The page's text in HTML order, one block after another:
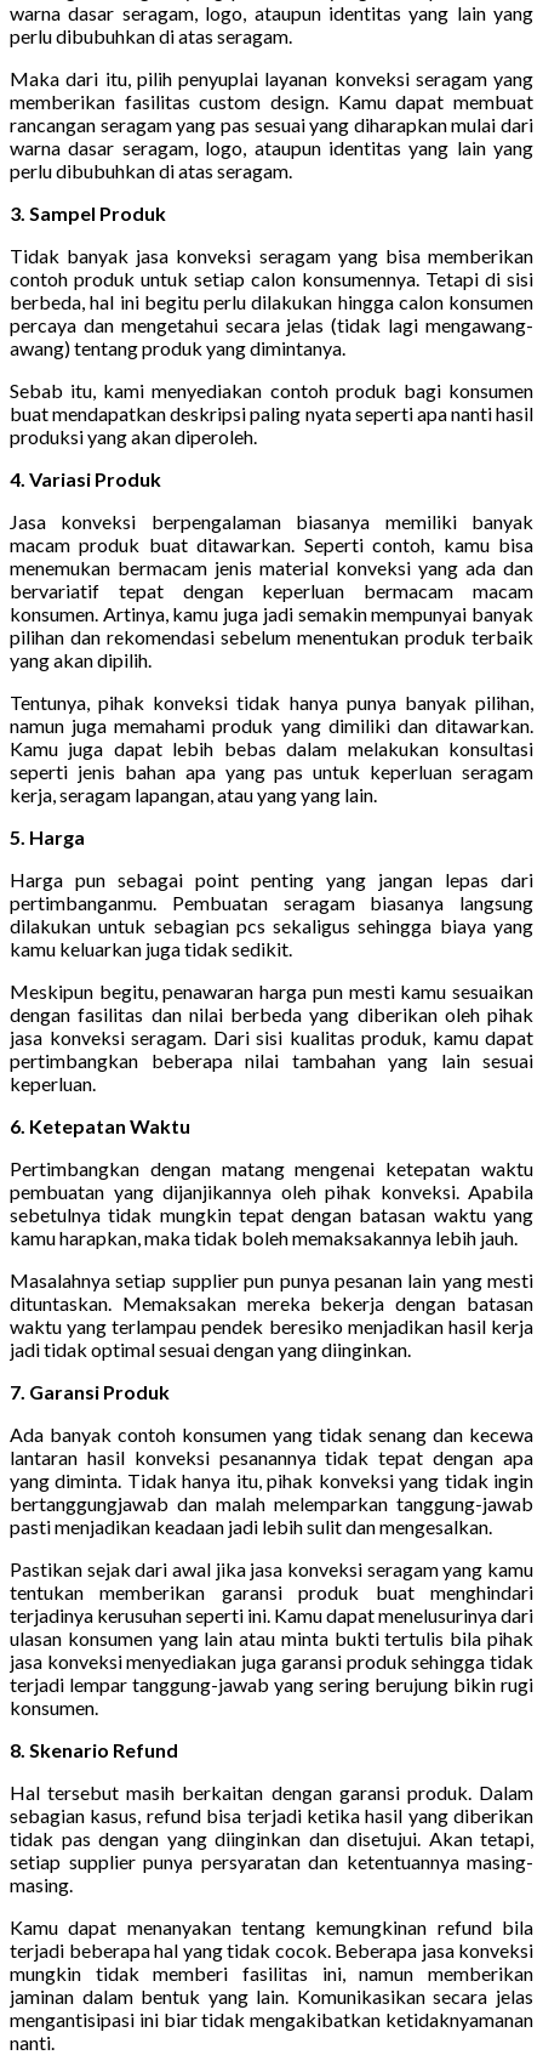
warna dasar seragam, logo, ataupun identitas yang lain yang
perlu dibubuhkan di atas seragam.
Maka dari itu, pilih penyuplai layanan konveksi seragam yang
memberikan fasilitas custom design. Kamu dapat membuat
rancangan seragam yang pas sesuai yang diharapkan mulai dari
warna dasar seragam, logo, ataupun identitas yang lain yang
perlu dibubuhkan di atas seragam.
3. Sampel Produk
Tidak banyak jasa konveksi seragam yang bisa memberikan
contoh produk untuk setiap calon konsumennya. Tetapi di sisi
berbeda, hal ini begitu perlu dilakukan hingga calon konsumen
percaya dan mengetahui secara jelas (tidak lagi mengawang-
awang) tentang produk yang dimintanya.
Sebab itu, kami menyediakan contoh produk bagi konsumen
buat mendapatkan deskripsi paling nyata seperti apa nanti hasil
produksi yang akan diperoleh.
4. Variasi Produk
Jasa konveksi berpengalaman biasanya memiliki banyak
macam produk buat ditawarkan. Seperti contoh, kamu bisa
menemukan bermacam jenis material konveksi yang ada dan
bervariatif tepat dengan keperluan bermacam macam
konsumen. Artinya, kamu juga jadi semakin mempunyai banyak
pilihan dan rekomendasi sebelum menentukan produk terbaik
yang akan dipilih.
Tentunya, pihak konveksi tidak hanya punya banyak pilihan,
namun juga memahami produk yang dimiliki dan ditawarkan.
Kamu juga dapat lebih bebas dalam melakukan konsultasi
seperti jenis bahan apa yang pas untuk keperluan seragam
kerja, seragam lapangan, atau yang yang lain.
5. Harga
Harga pun sebagai point penting yang jangan lepas dari
pertimbanganmu. Pembuatan seragam biasanya langsung
dilakukan untuk sebagian pcs sekaligus sehingga biaya yang
kamu keluarkan juga tidak sedikit.
Meskipun begitu, penawaran harga pun mesti kamu sesuaikan
dengan fasilitas dan nilai berbeda yang diberikan oleh pihak
jasa konveksi seragam. Dari sisi kualitas produk, kamu dapat
pertimbangkan beberapa nilai tambahan yang lain sesuai
keperluan.
6. Ketepatan Waktu
Pertimbangkan dengan matang mengenai ketepatan waktu
pembuatan yang dijanjikannya oleh pihak konveksi. Apabila
sebetulnya tidak mungkin tepat dengan batasan waktu yang
kamu harapkan, maka tidak boleh memaksakannya lebih jauh.
Masalahnya setiap supplier pun punya pesanan lain yang mesti
dituntaskan. Memaksakan mereka bekerja dengan batasan
waktu yang terlampau pendek beresiko menjadikan hasil kerja
jadi tidak optimal sesuai dengan yang diinginkan.
7. Garansi Produk
Ada banyak contoh konsumen yang tidak senang dan kecewa
lantaran hasil konveksi pesanannya tidak tepat dengan apa
yang diminta. Tidak hanya itu, pihak konveksi yang tidak ingin
bertanggungjawab dan malah melemparkan tanggung-jawab
pasti menjadikan keadaan jadi lebih sulit dan mengesalkan.
Pastikan sejak dari awal jika jasa konveksi seragam yang kamu
tentukan memberikan garansi produk buat menghindari
terjadinya kerusuhan seperti ini. Kamu dapat menelusurinya dari
ulasan konsumen yang lain atau minta bukti tertulis bila pihak
jasa konveksi menyediakan juga garansi produk sehingga tidak
terjadi lempar tanggung-jawab yang sering berujung bikin rugi
konsumen.
8. Skenario Refund
Hal tersebut masih berkaitan dengan garansi produk. Dalam
sebagian kasus, refund bisa terjadi ketika hasil yang diberikan
tidak pas dengan yang diinginkan dan disetujui. Akan tetapi,
setiap supplier punya persyaratan dan ketentuannya masing-
masing.
Kamu dapat menanyakan tentang kemungkinan refund bila
terjadi beberapa hal yang tidak cocok. Beberapa jasa konveksi
mungkin tidak memberi fasilitas ini, namun memberikan
jaminan dalam bentuk yang lain. Komunikasikan secara jelas
mengantisipasi ini biar tidak mengakibatkan ketidaknyamanan
nanti.